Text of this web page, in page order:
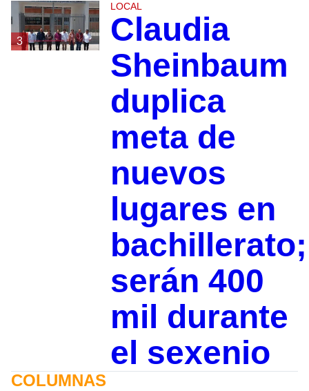
3
LOCAL
Claudia
Sheinbaum
duplica
meta de
nuevos
lugares en
bachillerato;
serán 400
mil durante
el sexenio
COLUMNAS